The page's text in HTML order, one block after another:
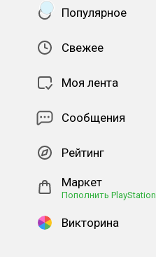
Популярное
Свежее
Моя лента
Сообщения
Рейтинг
Маркет
Пополнить PlayStation
Викторина